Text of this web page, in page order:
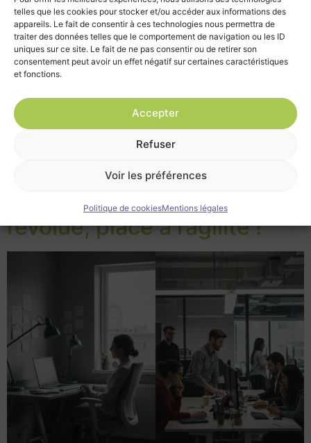
telles que les cookies pour stocker et/ou accéder aux informations des
appareils. Le fait de consentir à ces technologies nous permettra de
traiter des données telles que le comportement de navigation ou les ID
uniques sur ce site. Le fait de ne pas consentir ou de retirer son
consentement peut avoir un effet négatif sur certaines caractéristiques
et fonctions.
Accepter
Refuser
Voir les préférences
Politique de cookiesMentions légales
Depuis quelques années, les modes de travail
Télétravail, coworking, open space, espaces hybrides :
les bureaux traditionnels cèdent peu à peu la place à
s’impose comme la tendance phare du moment. Apparu
dans les années 1990 au sein des cabinets de […]
L’ère du 5 jours sur site est
révolue, place à l’agilité !